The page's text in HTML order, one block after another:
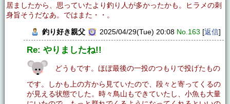
居ましたから、思っていたより釣り人が多かったかも。ヒラメの刺
身旨そうだなあ。ではまた・・。
釣り好き親父 2025/04/29(Tue) 20:08 No.163 [返信]
Re: やりましたね!!
どうもです。ほぼ最後の一投のつもりで投げたもの
です。しかも上の方から見ていたので、段々と寄ってくるの
が見える状態でした。時々鳥山もできていたし、小魚も大量